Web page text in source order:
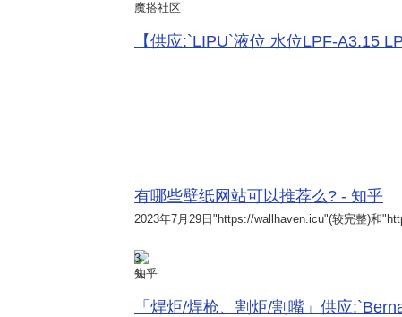
魔搭社区
【供应:`LIPU`液位 水位LPF-A3.15
有哪些壁纸网站可以推荐么? - 知乎
2023年7月29日 "https://wallhaven.icu"(较完整)和
3
知乎
「焊炬/焊枪、割炬/割嘴」供应